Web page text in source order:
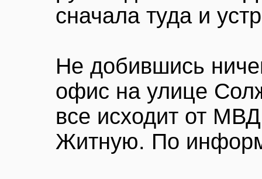
сначала туда и
Не добившись
офис на улице
все исходит от
Житную. По